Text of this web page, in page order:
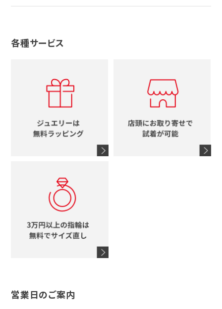
ノーブランドジュエリーをすべて見る
その他
ティファニー
ブルガリ
グッチ
スタージュエリー
ウノアエレ
シャネル
コーチ
ブランドアイテムをすべて見る
セイコー
メンズ時計
時計をすべて見る
グッチ
ルイヴィトン
エルメス
シャネル
タグホイヤー
十字架
イニシャル
各種サービス
営業日のご案内